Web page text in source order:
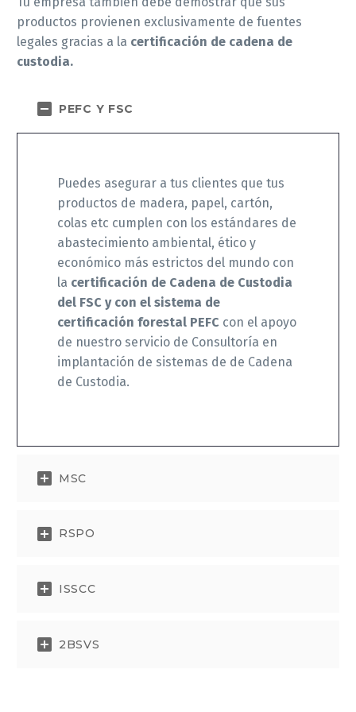
productos provienen exclusivamente de fuentes
legales gracias a la certificación de cadena de
custodia.
PEFC Y FSC
Puedes asegurar a tus clientes que tus
productos de madera, papel, cartón,
colas etc cumplen con los estándares de
abastecimiento ambiental, ético y
económico más estrictos del mundo con
la certificación de Cadena de Custodia
del FSC y con el sistema de
certificación forestal PEFC con el apoyo
de nuestro servicio de Consultoría en
implantación de sistemas de de Cadena
de Custodia.
MSC
RSPO
ISSCC
2BSVS